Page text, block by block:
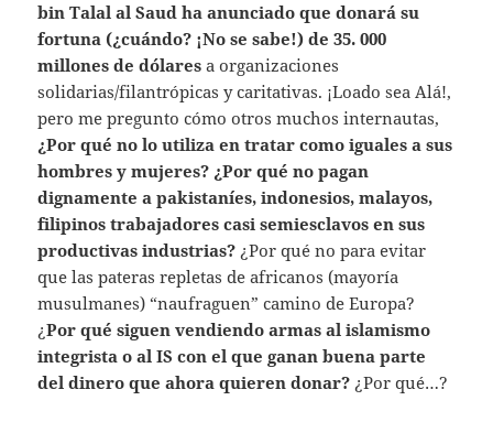
bin Talal al Saud ha anunciado que donará su
fortuna (¿cuándo? ¡No se sabe!) de 35. 000
millones de dólares a organizaciones
solidarias/filantrópicas y caritativas. ¡Loado sea Alá!,
pero me pregunto cómo otros muchos internautas,
¿Por qué no lo utiliza en tratar como iguales a sus
hombres y mujeres? ¿Por qué no pagan
dignamente a pakistaníes, indonesios, malayos,
filipinos trabajadores casi semiesclavos en sus
productivas industrias? ¿Por qué no para evitar
que las pateras repletas de africanos (mayoría
musulmanes) “naufraguen” camino de Europa?
¿Por qué siguen vendiendo armas al islamismo
integrista o al IS con el que ganan buena parte
del dinero que ahora quieren donar? ¿Por qué…?